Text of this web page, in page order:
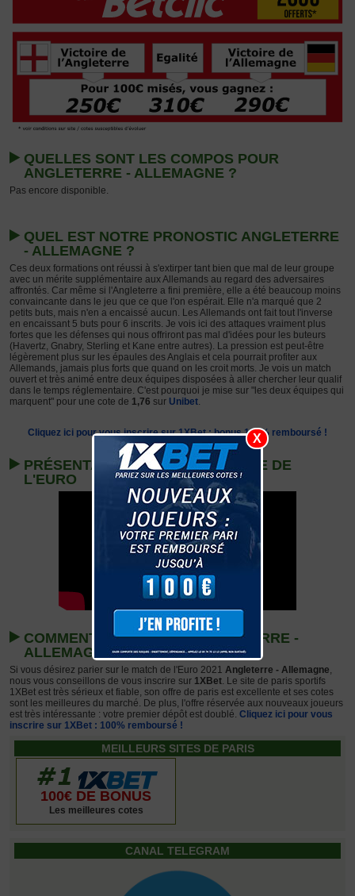
QUELLES SONT LES COMPOS POUR
ANGLETERRE - ALLEMAGNE ?
Pas encore disponible.
QUEL EST NOTRE PRONOSTIC ANGLETERRE
- ALLEMAGNE ?
Ces deux formations ont réussi à s'extirper tant bien que mal de leur groupe
avec un mérite supplémentaire aux Allemands au regard des adversaires
affrontés. Car même si l'Angleterre a fini première, elle a été beaucoup moins
convaincante dans le jeu que ce que l'on espérait. Elle n'a marqué que 2
petits buts, mais n'en a encaissé aucun. Les Allemands ont fait tout l'inverse
en encaissant 5 buts pour 6 inscrits. Je vois ici des attaques vraiment plus
fortes que les défenses qui nous offriront pas mal d'idées pour les buteurs
(Havertz, Gnabry, Sterling et Kane entre autres). La pression est peut-être
légèrement plus sur les épaules des Anglais et cela pourrait profiter aux
Allemands, jamais plus forts que quand on les croit morts. Je vois un match
ouvert et très animé entre deux équipes disposées à aller chercher leur qualif
dans le temps réglementaire. C'est pourquoi je mise sur "les deux équipes qui
marquent" pour une cote de 1,76 sur Unibet.
Cliquez ici pour vous inscrire sur 1XBet : bonus 100% remboursé !
PRÉSENTATION DES 8E DE FINALE DE
L'EURO
COMMENT PARIER SUR ANGLETERRE -
ALLEMAGNE ?
Si vous désirez parier sur le match de l'Euro 2021 Angleterre - Allemagne,
nous vous conseillons de vous inscrire sur 1XBet. Le site de paris sportifs
1XBet est très sérieux et fiable, son offre de paris est excellente et ses cotes
sont les meilleures du marché. De plus, l'offre réservée aux nouveaux joueurs
est très intéressante : votre premier dépôt est doublé. Cliquez ici pour vous
inscrire sur 1XBet : 100% remboursé !
MEILLEURS SITES DE PARIS
100€ DE BONUS
Les meilleures cotes
CANAL TELEGRAM
X